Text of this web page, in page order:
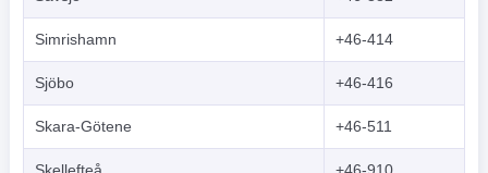
Simrishamn +46-414
Sjöbo +46-416
Skara-Götene +46-511
Skellefteå +46-910